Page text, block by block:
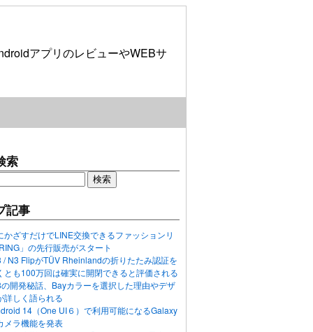
アプリのレビューやWEBサ
索
記事
かざすだけでLINE交換できるファッションリ
」の先行販売がスタート
/ N3 FlipがTÜV Rheinlandの折りたたみ認証を
とも100万回は確実に開閉できると評価される
開発秘話、Bayカラーを選択した理由やデザ
詳しく語られる
14（One UI６）で利用可能になるGalaxy
メラ機能を発表